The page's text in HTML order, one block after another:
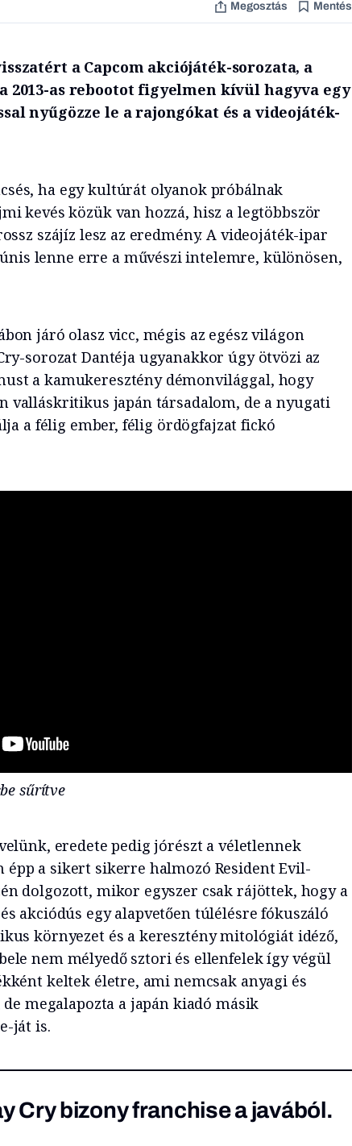
Megosztás Mentés
a Capcom akciójáték-sorozata, a
2013-as rebootot figyelmen kívül hagyva egy
nyűgözze le a rajongókat és a videojáték-
ha egy kultúrát olyanok próbálnak
kevés közük van hozzá, hisz a legtöbbször
szájíz lesz az eredmény. A videojáték-ipar
lenne erre a művészi intelemre, különösen,
járó olasz vicc, mégis az egész világon
sorozat Dantéja ugyanakkor úgy ötvözi az
a kamukeresztény démonvilággal, hogy
valláskritikus japán társadalom, de a nyugati
a félig ember, félig ördögfajzat fickó
sűrítve
eredete pedig jórészt a véletlennek
épp a sikert sikerre halmozó Resident Evil-
dolgozott, mikor egyszer csak rájöttek, hogy a
akciódús egy alapvetően túlélésre fókuszáló
környezet és a keresztény mitológiát idéző,
nem mélyedő sztori és ellenfelek így végül
keltek életre, ami nemcsak anyagi és
megalapozta a japán kiadó másik
ját is.
Cry bizony franchise a javából.